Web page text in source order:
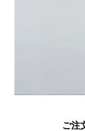
ご注